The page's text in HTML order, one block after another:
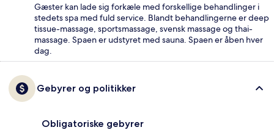
Gæster kan lade sig forkæle med forskellige behandlinger i
stedets spa med fuld service. Blandt behandlingerne er deep
tissue-massage, sportsmassage, svensk massage og thai-
massage. Spaen er udstyret med sauna. Spaen er åben hver
dag.
Gebyrer og politikker
Obligatoriske gebyrer